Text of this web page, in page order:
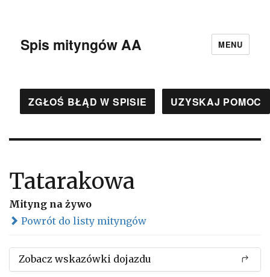
Spis mityngów AA MENU
ZGŁOŚ BŁĄD W SPISIE UZYSKAJ POMOC
Tatarakowa
Mityng na żywo
Powrót do listy mityngów
Zobacz wskazówki dojazdu